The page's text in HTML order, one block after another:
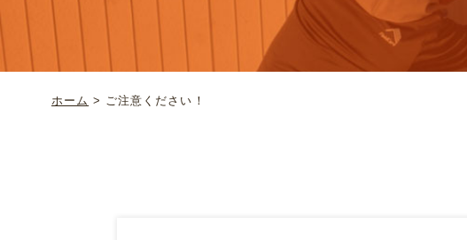
ホーム > ご注意ください！